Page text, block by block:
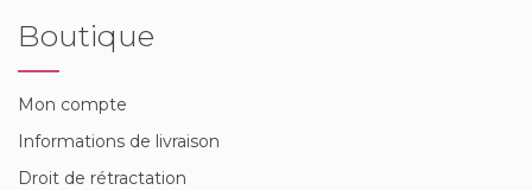
Boutique
Mon compte
Informations de livraison
Droit de rétractation